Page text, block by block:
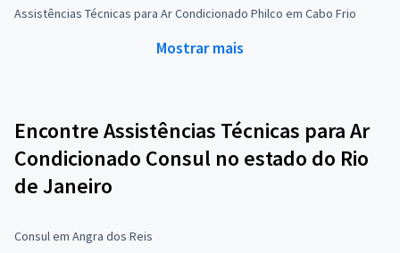
Assistências Técnicas para Ar Condicionado Philco em Cabo Frio
Mostrar mais
Encontre Assistências Técnicas para Ar
Condicionado Consul no estado do Rio
de Janeiro
Consul em Angra dos Reis